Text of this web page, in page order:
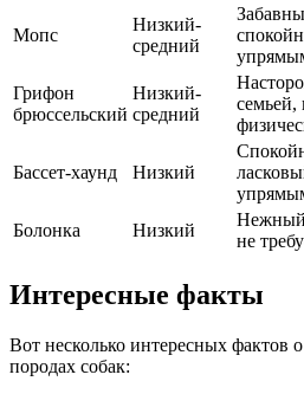
Мопс
Низкий-
средний
Грифон
брюссельский
Низкий-
средний
семьей,
Бассет-хаунд Низкий
Болонка
Низкий
не
Интересные факты
Вот несколько интересных фактов
породах собак: